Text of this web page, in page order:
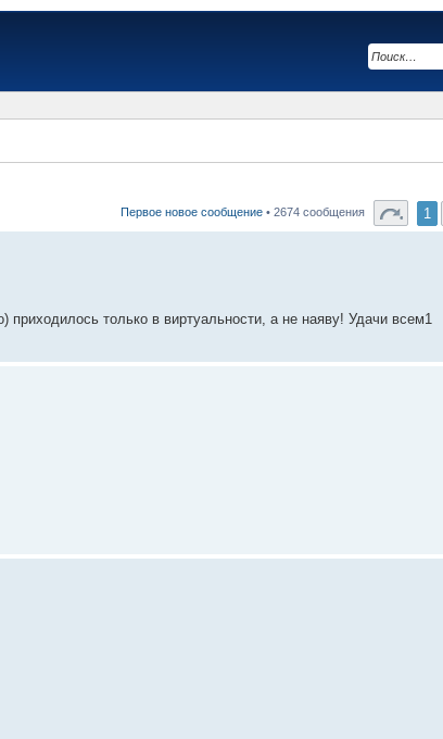
Первое новое сообщение • 2674 сообщения 1
только в виртуальности, а не наяву! Удачи всем1